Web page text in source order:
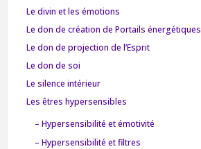
Le divin et les émotions
Le don de création de Portails énergétiques
Le don de projection de l’Esprit
Le don de soi
Le silence intérieur
Les êtres hypersensibles
– Hypersensibilité et émotivité
– Hypersensibilité et filtres